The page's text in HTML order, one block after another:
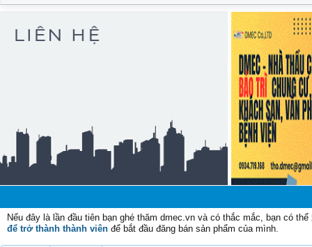
Nếu đây là lần đầu tiên bạn ghé thăm dmec.vn và có thắc mắc, bạn có
để trở thành thành viên để bắt đầu đăng bán sản phẩm của mình.